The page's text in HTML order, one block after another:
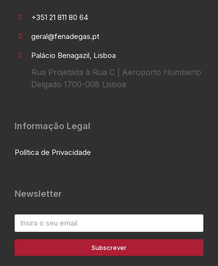
+351 21 811 80 64
geral@fenadegas.pt
Palácio Benagazil, Lisboa
Rua Projetada à Rua C | Aeroporto Humberto
Delgado 1700-008 Lisboa
Informação Legal
Política de Privacidade
Newsletter
Subscrever